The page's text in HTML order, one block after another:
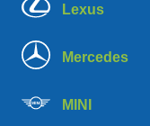
Lexus
Mercedes
MINI